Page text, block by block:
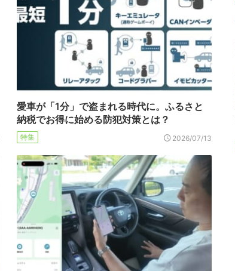
愛車が「1分」で盗まれる時代に。ふるさと
納税でお得に始める防犯対策とは？
特集 2026/07/13